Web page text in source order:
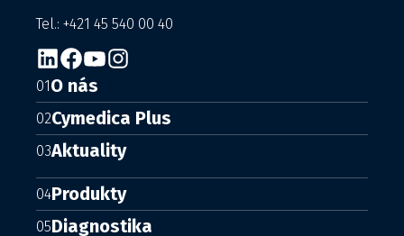
Tel.: +421 45 540 00 40
01O nás
02Cymedica Plus
03Aktuality
04Produkty
05Diagnostika